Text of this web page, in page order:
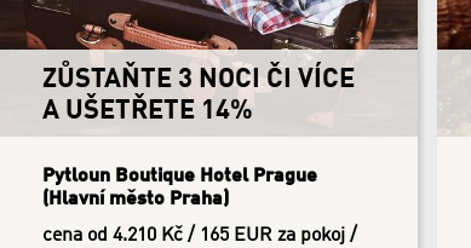
2026 HOUBAŘSKÝ RÁJ V
KRKONOŠÍCH - 2 NOCI
Pytloun Wellness Hotel Harrachov
(Královehradecký kraj)
cena od 4.437 Kč / 174 EUR za osobu